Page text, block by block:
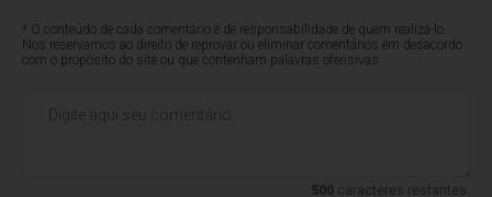
* O conteúdo de cada comentário é de responsabilidade de quem realizá-lo.
Nos reservamos ao direito de reprovar ou eliminar comentários em desacordo
com o propósito do site ou que contenham palavras ofensivas.
500caracteres restantes.